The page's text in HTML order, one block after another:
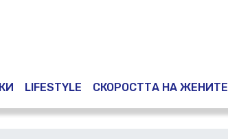
LIFESTYLE СКОРОСТТА НА ЖЕНИТЕ